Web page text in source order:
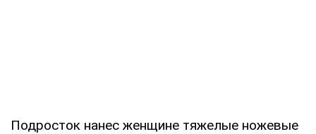
Подросток нанес женщине тяжелые ножевые